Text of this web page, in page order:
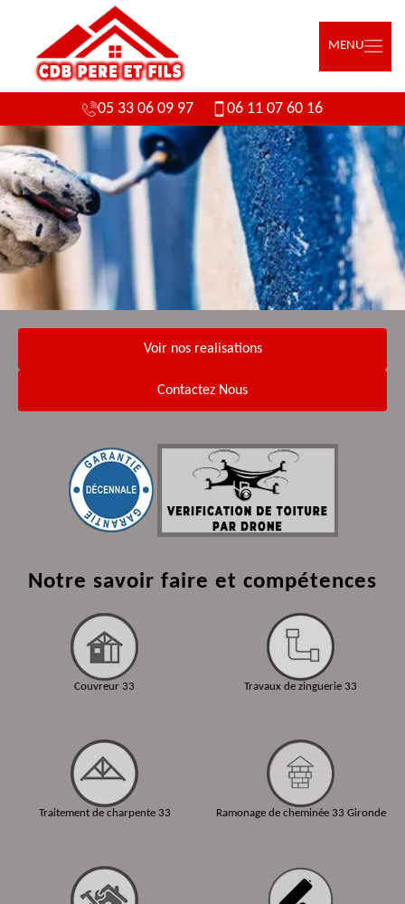
MENU
05 33 06 09 97 06 11 07 60 16
Voir nos realisations
Contactez Nous
Notre savoir faire et compétences
Couvreur 33
Traitement de charpente 33
Travaux de zinguerie 33
Ramonage de cheminée 33 Gironde